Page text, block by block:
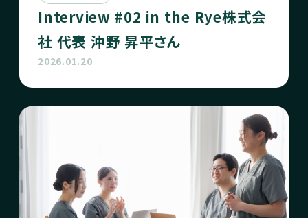
Interview #02 in the Rye株式会
社 代表 沖野 昇平さん
2026.01.20